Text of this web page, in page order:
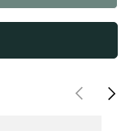
Vorige